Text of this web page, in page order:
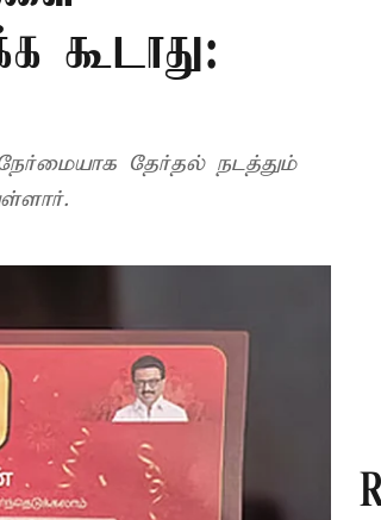
கூடாது:
தேர்தல் நடத்தும்